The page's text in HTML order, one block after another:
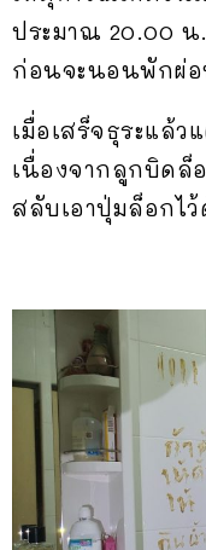
ประมาณ 20.00 น
ก่อนจะนอนพักผ่
เมื่อเสร็จธุระแล้ว
เนื่องจากลูกบิดล็
สลับเอาปุ่มล็อกไ